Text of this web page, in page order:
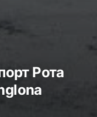
Рота